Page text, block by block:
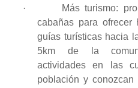
·
Más turismo:
cabañas para
guías turísticas hacia
5km de la
actividades en las
población y conozcan